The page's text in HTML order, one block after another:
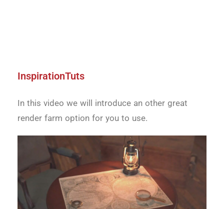
InspirationTuts
In this video we will introduce an other great
render farm option for you to use.